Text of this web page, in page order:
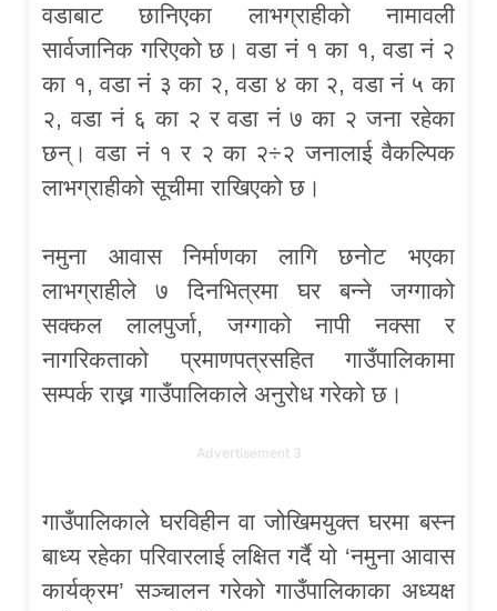
वडाबाट छानिएका लाभग्राहीको नामावली
सार्वजानिक गरिएको छ। वडा नं १ का १, वडा नं २
का १, वडा नं ३ का २, वडा ४ का २, वडा नं ५ का
२, वडा नं ६ का २ र वडा नं ७ का २ जना रहेका
छन्। वडा नं १ र २ का २÷२ जनालाई वैकल्पिक
लाभग्राहीको सूचीमा राखिएको छ।
नमुना आवास निर्माणका लागि छनोट भएका
लाभग्राहीले ७ दिनभित्रमा घर बन्ने जग्गाको
सक्कल लालपुर्जा, जग्गाको नापी नक्सा र
नागरिकताको प्रमाणपत्रसहित गाउँपालिकामा
सम्पर्क राख्न गाउँपालिकाले अनुरोध गरेको छ।
Advertisement 3
गाउँपालिकाले घरविहीन वा जोखिमयुक्त घरमा बस्न
बाध्य रहेका परिवारलाई लक्षित गर्दै यो ‘नमुना आवास
कार्यक्रम’ सञ्चालन गरेको गाउँपालिकाका अध्यक्ष